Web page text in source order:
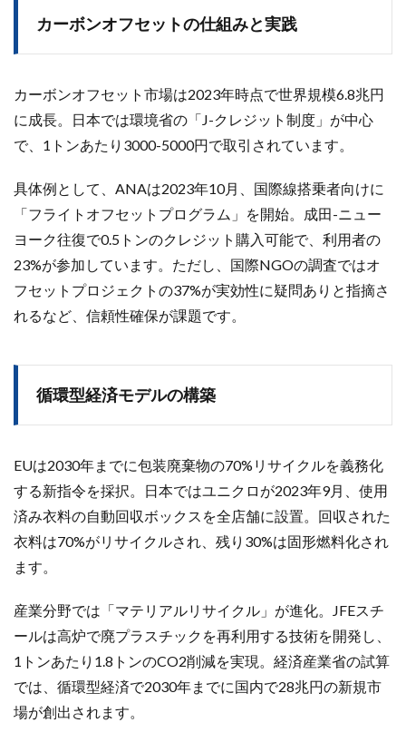
カーボンオフセットの仕組みと実践
カーボンオフセット市場は2023年時点で世界規模6.8兆円
に成長。日本では環境省の「J-クレジット制度」が中心
で、1トンあたり3000-5000円で取引されています。
具体例として、ANAは2023年10月、国際線搭乗者向けに
「フライトオフセットプログラム」を開始。成田-ニュー
ヨーク往復で0.5トンのクレジット購入可能で、利用者の
23%が参加しています。ただし、国際NGOの調査ではオ
フセットプロジェクトの37%が実効性に疑問ありと指摘さ
れるなど、信頼性確保が課題です。
循環型経済モデルの構築
EUは2030年までに包装廃棄物の70%リサイクルを義務化
する新指令を採択。日本ではユニクロが2023年9月、使用
済み衣料の自動回収ボックスを全店舗に設置。回収された
衣料は70%がリサイクルされ、残り30%は固形燃料化され
ます。
産業分野では「マテリアルリサイクル」が進化。JFEスチ
ールは高炉で廃プラスチックを再利用する技術を開発し、
1トンあたり1.8トンのCO2削減を実現。経済産業省の試算
では、循環型経済で2030年までに国内で28兆円の新規市
場が創出されます。